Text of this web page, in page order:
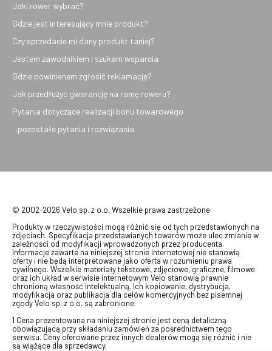
Jaki rower wybrać?
Gdzie jest interesujący mnie produkt?
Czy sprzedacie mi dany produkt taniej?
Jestem zawodnikiem i szukam wsparcia
Gdzie powinienem zgłosić reklamację?
Jak przedłużyć gwarancję na ramę roweru?
Pytania dotyczące realizacji bonu towarowego
...pozostałe pytania i rozwiązania
© 2002-2026 Velo sp. z o.o. Wszelkie prawa zastrzeżone
Produkty w rzeczywistości mogą różnić się od tych przedstawionych na
zdjęciach. Specyfikacja przedstawianych towarów może ulec zmianie w
zależności od modyfikacji wprowadzonych przez producenta.
Informacje zawarte na niniejszej stronie internetowej nie stanowią
oferty i nie będą interpretowane jako oferta w rozumieniu prawa
cywilnego. Wszelkie materiały tekstowe, zdjęciowe, graficzne, filmowe
oraz ich układ w serwisie internetowym Velo stanowią prawnie
chronioną własność intelektualną. Ich kopiowanie, dystrybucja,
modyfikacja oraz publikacja dla celów komercyjnych bez pisemnej
zgody Velo sp. z o.o. są zabronione.
1 Cena prezentowana na niniejszej stronie jest ceną detaliczną
obowiązującą przy składaniu zamówień za pośrednictwem tego
serwisu. Ceny oferowane przez innych dealerów mogą się różnić i nie
są wiążące dla sprzedawcy.